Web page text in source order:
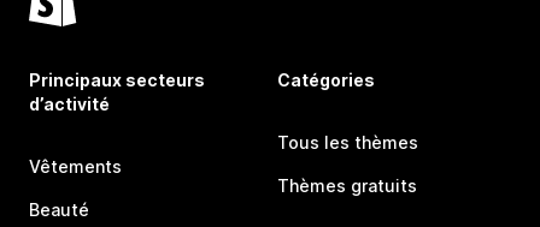
Principaux secteurs
d’activité
Vêtements
Beauté
Catégories
Tous les thèmes
Thèmes gratuits